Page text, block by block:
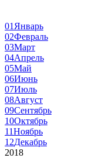
01 Январь
02Февраль
03Март
04Апрель
05Май
06Июнь
07Июль
08Август
09Сентябрь
10Октябрь
11Ноябрь
12Декабрь
2018